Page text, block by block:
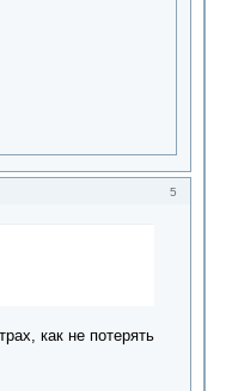
5
как не потерять